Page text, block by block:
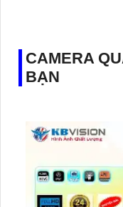
CAMERA
BẠN